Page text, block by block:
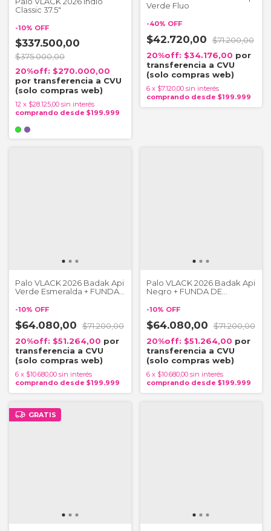
Classic 37.5"
-10% OFF
$337.500,00
$375.000,00
$270.000,00
12 x $28.125,00 sin interés
Verde Fluo
-40% OFF
$42.720,00 $71.200,00
$34.176,00
6 x $7.120,00 sin interés
Palo VLACK 2026 Badak Api
Verde Esmeralda + FUNDA
-10% OFF
$64.080,00
$71.200,00
$51.264,00
6 x $10.680,00 sin interés
Palo VLACK 2026 Badak Api
Negro + FUNDA DE
-10% OFF
$64.080,00 $71.200,00
$51.264,00
6 x $10.680,00 sin interés
GRATIS